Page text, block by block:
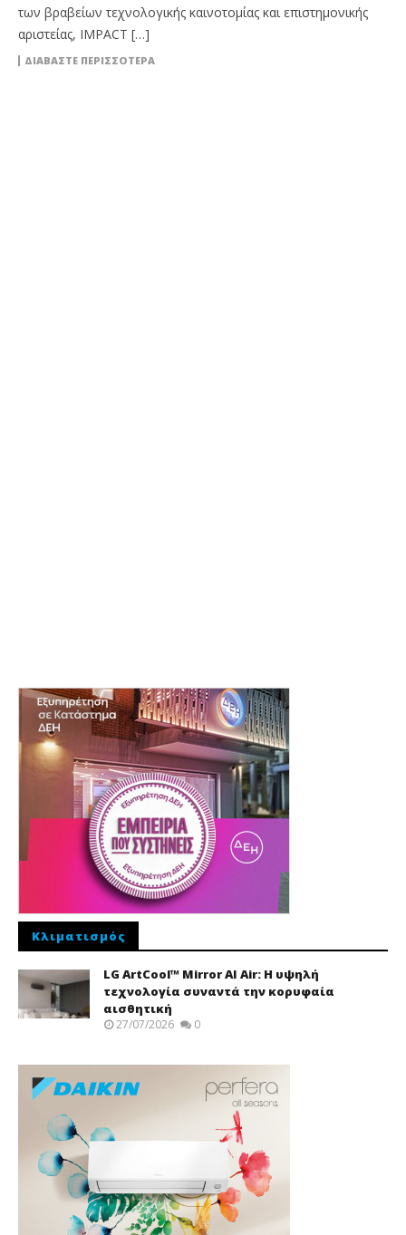
των βραβείων τεχνολογικής καινοτομίας και επιστημονικής
αριστείας, IMPACT […]
ΔΙΑΒΆΣΤΕ ΠΕΡΙΣΣΌΤΕΡΑ
Κλιματισμός
LG ArtCool™ Mirror AI Air: Η υψηλή
τεχνολογία συναντά την κορυφαία
αισθητική
27/07/2026 0